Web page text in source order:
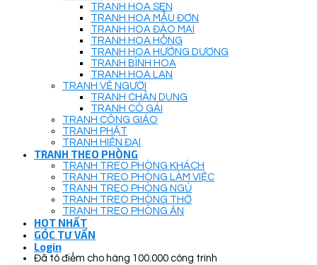
TRANH HOA SEN
TRANH HOA MẪU ĐƠN
TRANH HOA ĐÀO MAI
TRANH HOA HỒNG
TRANH HOA HƯỚNG DƯƠNG
TRANH BÌNH HOA
TRANH HOA LAN
TRANH VẼ NGƯỜI
TRANH CHÂN DUNG
TRANH CÔ GÁI
TRANH CÔNG GIÁO
TRANH PHẬT
TRANH HIỆN ĐẠI
TRANH THEO PHÒNG
TRANH TREO PHÒNG KHÁCH
TRANH TREO PHÒNG LÀM VIỆC
TRANH TREO PHÒNG NGỦ
TRANH TREO PHÒNG THỜ
TRANH TREO PHÒNG ĂN
HOT NHẤT
GÓC TƯ VẤN
Login
Đã tô điểm cho hàng 100.000 công trình